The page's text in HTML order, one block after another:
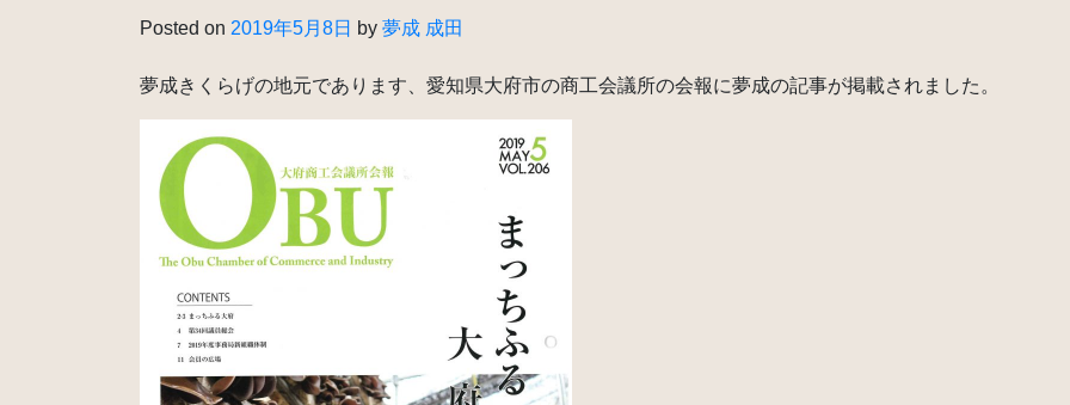
Posted on 2019年5月8日 by 夢成 成田
夢成きくらげの地元であります、愛知県大府市の商工会議所の会報に夢成の記事が掲載されました。